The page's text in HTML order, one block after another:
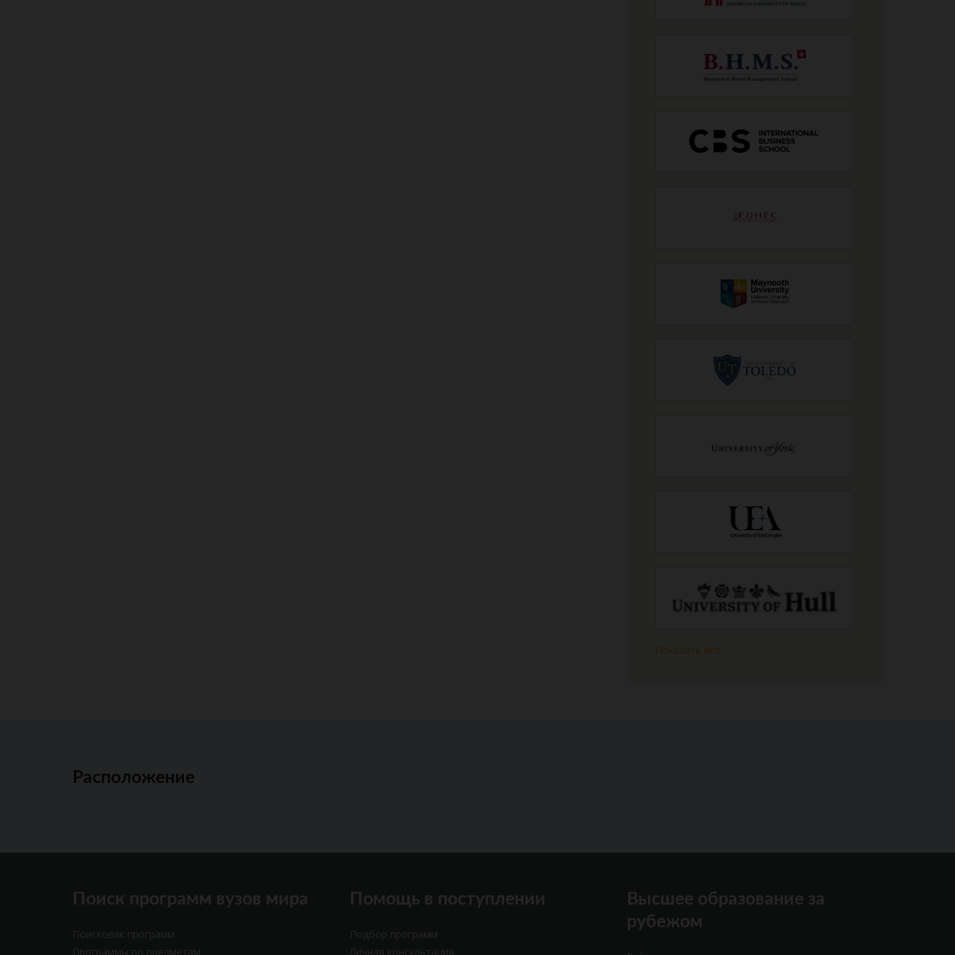
Показать все
Расположение
Поиск программ вузов мира
Поисковик программ
Программы по предметам
Помощь в поступлении
Подбор программ
Личная консультация
Высшее образование за
рубежом